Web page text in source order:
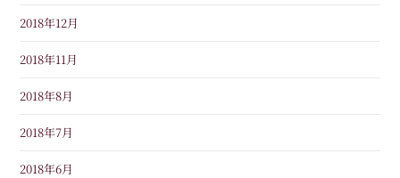
2018年12月
2018年11月
2018年8月
2018年7月
2018年6月